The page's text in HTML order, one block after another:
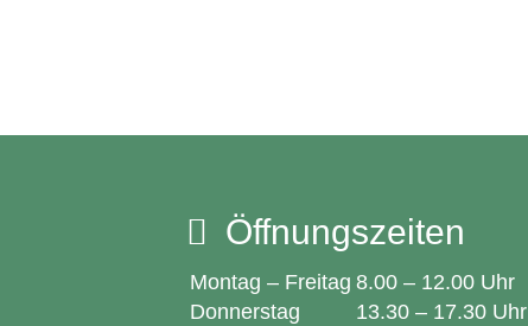
Öffnungszeiten
Montag – Freitag 8.00 – 12.00 Uhr
Donnerstag
13.30 – 17.30 Uhr